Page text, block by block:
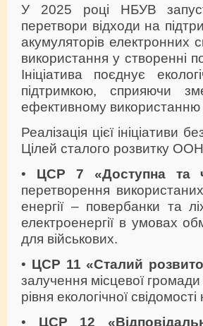
У 2025 році НБУВ
перетвори відходи на
акумуляторів електронних
використання у створенні
Ініціатива поєднує
підтримкою, сприяючи
ефективному використанню
Реалізація цієї ініціативи
Цілей сталого розвитку
• ЦСР 7 «Доступна та
перетворення
енергії – повербанки та
електроенергії в умовах
для військових.
• ЦСР 11 «Сталий
залучення місцевої
рівня екологічної
• ЦСР 12